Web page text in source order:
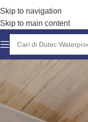
Skip to navigation
Skip to main content